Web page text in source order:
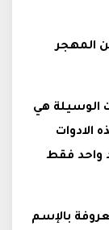
المهجر
الوسيلة هي
الادوات
واحد فقط
بالإسم